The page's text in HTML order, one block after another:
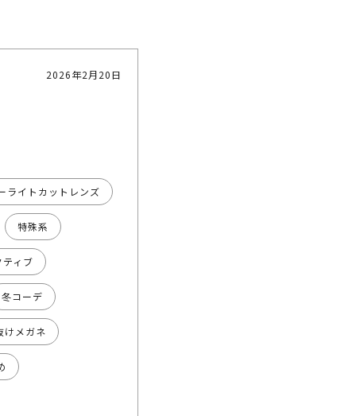
ライトカットレンズ
特殊系
ティブ
冬コーデ
けメガネ
2026年2月20日